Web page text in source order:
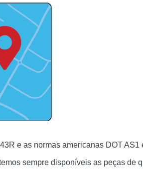
e as normas americanas DOT AS1
sempre disponíveis as peças de